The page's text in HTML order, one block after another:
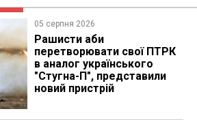
05 серпня 2026
Рашисти аби
перетворювати свої ПТРК
в аналог українського
"Стугна-П", представили
новий пристрій